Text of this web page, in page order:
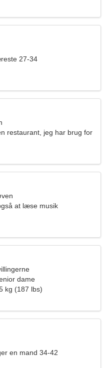
27-34
restaurant, jeg har brug for
at læse musik
dame
kg (187 lbs)
en mand 34-42